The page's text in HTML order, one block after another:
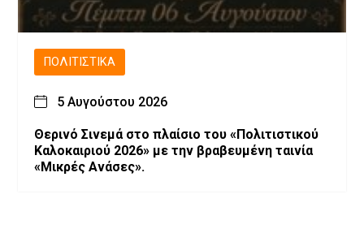
ΠΟΛΙΤΙΣΤΙΚΆ
5 Αυγούστου 2026
Θερινό Σινεμά στο πλαίσιο του «Πολιτιστικού
Καλοκαιριού 2026» με την βραβευμένη ταινία
«Μικρές Ανάσες».